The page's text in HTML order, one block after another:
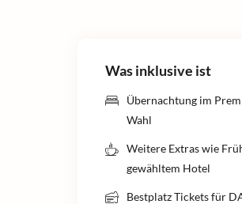
Was inklusive ist
Übernachtung im
Wahl
Weitere Extras wie
gewähltem Hotel
Bestplatz Tickets für